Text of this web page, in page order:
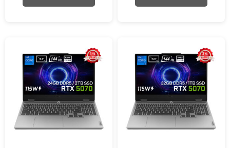
f
f